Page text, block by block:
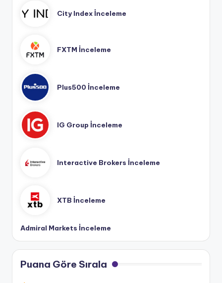
City Index İnceleme
FXTM İnceleme
Plus500 İnceleme
IG Group İnceleme
Interactive Brokers İnceleme
XTB İnceleme
Admiral Markets İnceleme
Puana Göre Sırala